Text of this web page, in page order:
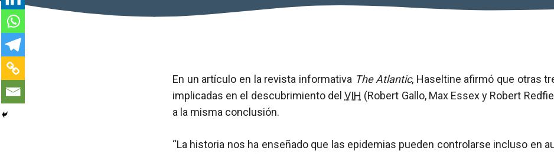
En un artículo en la revista informativa The Atlantic, Haseltine afirmó que otras
implicadas en el descubrimiento delVIH (Robert Gallo, Max Essex y Robert
a la misma conclusión.
“La historia nos ha enseñado que las epidemias pueden controlarse incluso en